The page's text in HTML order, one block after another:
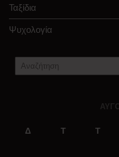
Ταξίδια
Ψυχολογία
Δ Τ Τ